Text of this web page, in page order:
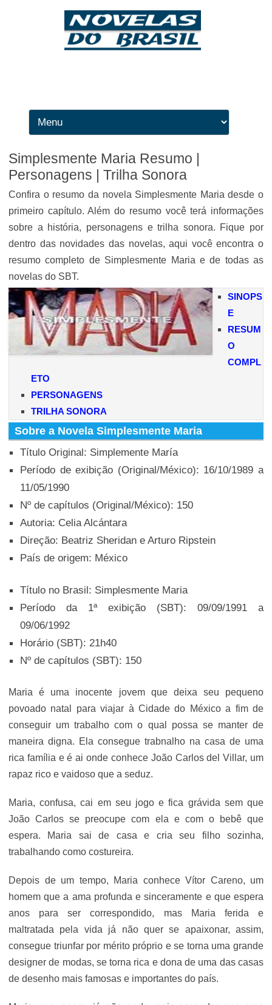
Simplesmente Maria Resumo |
Personagens | Trilha Sonora
Confira o resumo da novela Simplesmente Maria desde o
primeiro capítulo. Além do resumo você terá informações
sobre a história, personagens e trilha sonora. Fique por
dentro das novidades das novelas, aqui você encontra o
resumo completo de Simplesmente Maria e de todas as
novelas do SBT.
SINOPS
E
RESUM
O
COMPL
ETO
PERSONAGENS
TRILHA SONORA
Sobre a Novela Simplesmente Maria
Título Original: Simplemente María
Período de exibição (Original/México): 16/10/1989 a
11/05/1990
Nº de capítulos (Original/México): 150
Autoria: Celia Alcántara
Direção: Beatriz Sheridan e Arturo Ripstein
País de origem: México
Título no Brasil: Simplesmente Maria
Período da 1ª exibição (SBT): 09/09/1991 a
09/06/1992
Horário (SBT): 21h40
Nº de capítulos (SBT): 150
Maria é uma inocente jovem que deixa seu pequeno
povoado natal para viajar à Cidade do México a fim de
conseguir um trabalho com o qual possa se manter de
maneira digna. Ela consegue trabnalho na casa de uma
rica família e é ai onde conhece João Carlos del Villar, um
rapaz rico e vaidoso que a seduz.
Maria, confusa, cai em seu jogo e fica grávida sem que
João Carlos se preocupe com ela e com o bebê que
espera. Maria sai de casa e cria seu filho sozinha,
trabalhando como costureira.
Depois de um tempo, Maria conhece Vítor Careno, um
homem que a ama profunda e sinceramente e que espera
anos para ser correspondido, mas Maria ferida e
maltratada pela vida já não quer se apaixonar, assim,
consegue triunfar por mérito próprio e se torna uma grande
designer de modas, se torna rica e dona de uma das casas
de desenho mais famosas e importantes do país.